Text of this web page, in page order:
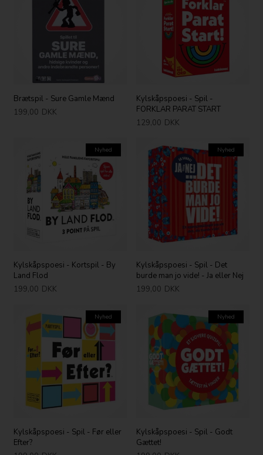
Brætspil - Sure Gamle Mænd
199,00 DKK
Kylskåpspoesi - Spil -
FORKLAR PARAT START
129,00 DKK
Nyhed
Kylskåpspoesi - Kortspil - By
Land Flod
199,00 DKK
Nyhed
Kylskåpspoesi - Spil - Det
burde man jo vide! - Ja eller Nej
199,00 DKK
Nyhed
Kylskåpspoesi - Spil - Før eller
Efter?
Nyhed
Kylskåpspoesi - Spil - Godt
Gættet!